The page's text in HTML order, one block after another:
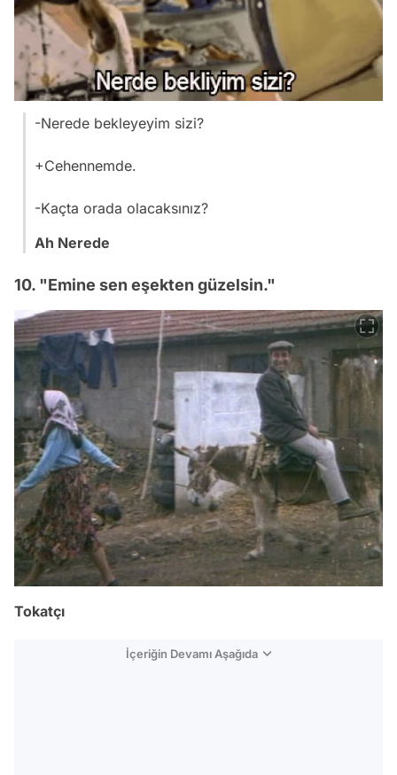
-Nerede bekleyeyim sizi?
+Cehennemde.
-Kaçta orada olacaksınız?
Ah Nerede
10. "Emine sen eşekten güzelsin."
Tokatçı
İçeriğin Devamı Aşağıda